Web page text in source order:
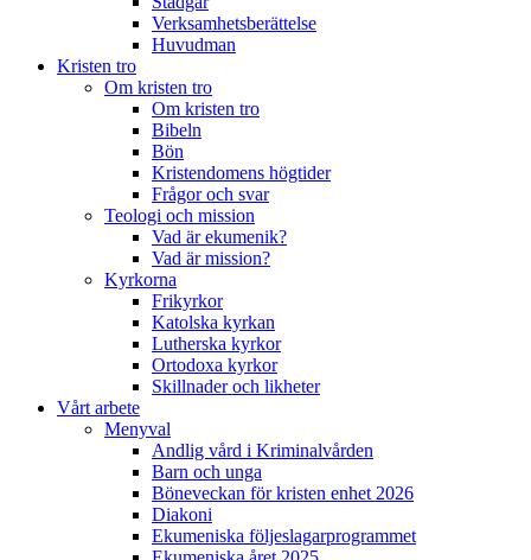
Verksamhetsberättelse
Huvudman
Kristen tro
Om kristen tro
Om kristen tro
Bibeln
Bön
Kristendomens högtider
Frågor och svar
Teologi och mission
Vad är ekumenik?
Vad är mission?
Kyrkorna
Frikyrkor
Katolska kyrkan
Lutherska kyrkor
Ortodoxa kyrkor
Skillnader och likheter
Vårt arbete
Menyval
Andlig vård i Kriminalvården
Barn och unga
Böneveckan för kristen enhet 2026
Diakoni
Ekumeniska följeslagarprogrammet